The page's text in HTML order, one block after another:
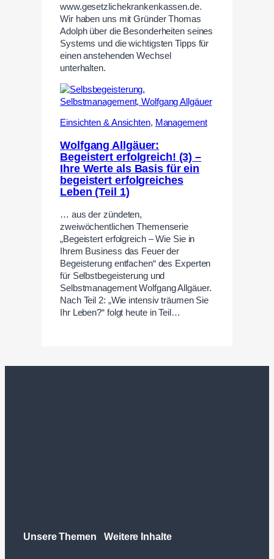
www.gesetzlichekrankenkassen.de.
Wir haben uns mit Gründer Thomas
Adolph über die Besonderheiten seines
Systems und die wichtigsten Tipps für
einen anstehenden Wechsel
unterhalten.
Einsichten & Ansichten, Management
Wolfgang Allgäuer:
Begeistert erfolgreich! (3) –
Ihre Werte als Basis für ein
begeistert erfolgreiches
Leben (Teil 1)
… aus der zündeten,
zweiwöchentlichen Themenserie
„Begeistert erfolgreich – Wie Sie in
Ihrem Business das Feuer der
Begeisterung entfachen“ des Experten
für Selbstbegeisterung und
Selbstmanagement Wolfgang Allgäuer.
Nach Teil 2: „Wie intensiv träumen Sie
Ihr Leben?“ folgt heute in Teil…
Unsere Themen Weitere Inhalte